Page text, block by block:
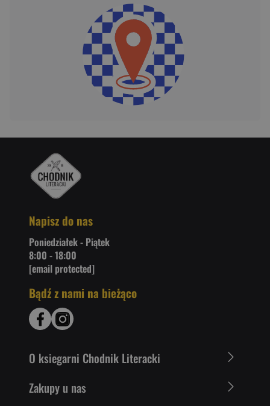
Napisz do nas
Poniedziałek - Piątek
8:00 - 18:00
[email protected]
Bądź z nami na bieżąco
O ksiegarni Chodnik Literacki
Zakupy u nas